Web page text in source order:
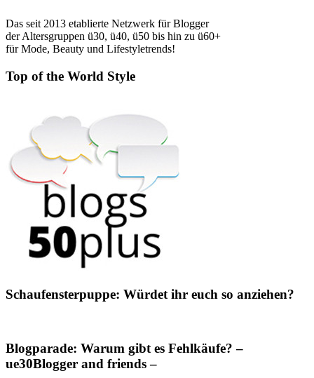
Das seit 2013 etablierte Netzwerk für Blogger
der Altersgruppen ü30, ü40, ü50 bis hin zu ü60+
für Mode, Beauty und Lifestyletrends!
Top of the World Style
Schaufensterpuppe: Würdet ihr euch so anziehen?
Blogparade: Warum gibt es Fehlkäufe? –
ue30Blogger and friends –